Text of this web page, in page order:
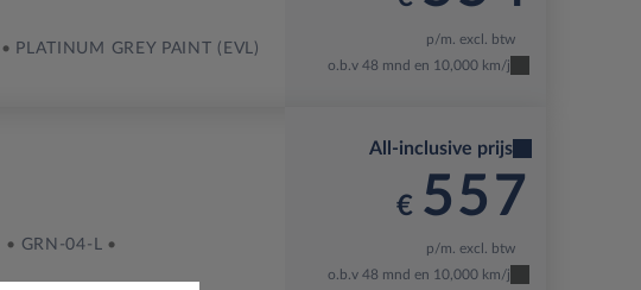
PLATINUM GREY PAINT (EVL)
p/m. excl. btw
o.b.v 48 mnd en 10,000 km/j
GRN-04-L
All-inclusive prijs
€ 557
p/m. excl. btw
o.b.v 48 mnd en 10,000 km/j